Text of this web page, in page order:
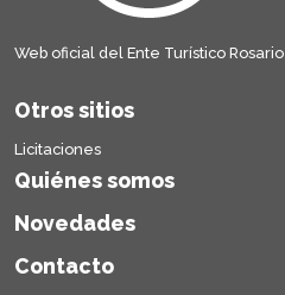
Web oficial del Ente Turístico Rosario
Otros sitios
Licitaciones
Quiénes somos
Novedades
Contacto